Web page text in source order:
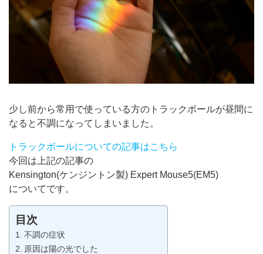
少し前から常用で使っている方のトラックボールが昼間に
なると不調になってしまいました。
トラックボールについての記事はこちら
今回は上記の記事の
Kensington(ケンジントン製) Expert Mouse5(EM5)
についてです。
目次
不調の症状
原因は陽の光でした